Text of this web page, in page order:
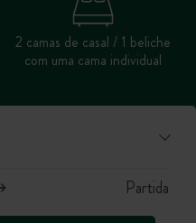
2 camas de casal / 1 beliche
com uma cama individual